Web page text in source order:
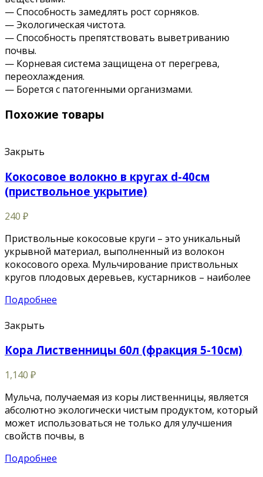
— Способность замедлять рост сорняков.
— Экологическая чистота.
— Способность препятствовать выветриванию
почвы.
— Корневая система защищена от перегрева,
переохлаждения.
— Борется с патогенными организмами.
Похожие товары
Закрыть
Кокосовое волокно в кругах d-40см
(приствольное укрытие)
240 ₽
Приствольные кокосовые круги – это уникальный
укрывной материал, выполненный из волокон
кокосового ореха. Мульчирование приствольных
кругов плодовых деревьев, кустарников – наиболее
Подробнее
Закрыть
Кора Лиственницы 60л (фракция 5-10см)
1,140 ₽
Мульча, получаемая из коры лиственницы, является
абсолютно экологически чистым продуктом, который
может использоваться не только для улучшения
свойств почвы, в
Подробнее